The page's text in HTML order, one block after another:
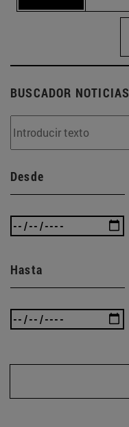
BUSCADOR NOTICIAS
Desde
Hasta